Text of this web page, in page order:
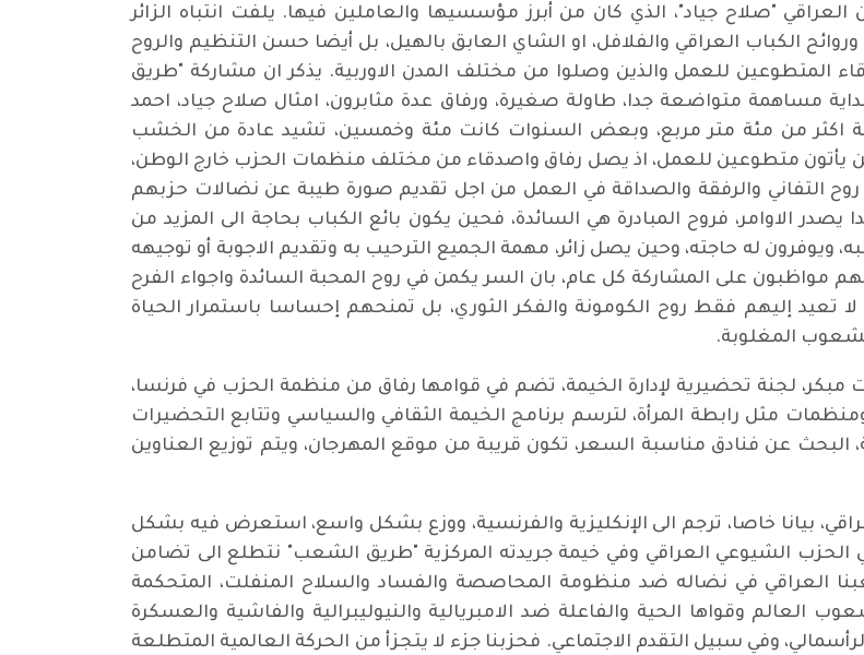
"صلاح جياد"، الذي كان من أبرز مؤسسيها والعاملين فيها. يلفت انتباه الزائر
الكباب العراقي والفلافل، او الشاي العابق بالهيل، بل أيضا حسن التنظيم والروح
المتطوعين للعمل والذين وصلوا من مختلف المدن الاوربية. يذكر ان مشاركة "طريق
بدأت منذ عام 1974 وكانت في البداية مساهمة متواضعة جدا، طاولة صغيرة، ورفاق عدة مثابرون، امثال صلاح جياد، احمد
اكثر من مئة متر مربع، وبعض السنوات كانت مئة وخمسين، تشيد عادة من الخشب
يأتون متطوعين للعمل، اذ يصل رفاق واصدقاء من مختلف منظمات الحزب خارج الوطن،
التفاني والرفقة والصداقة في العمل من اجل تقديم صورة طيبة عن نضالات حزبهم
الاوامر، فروح المبادرة هي السائدة، فحين يكون بائع الكباب بحاجة الى المزيد من
له حاجته، وحين يصل زائر، مهمة الجميع الترحيب به وتقديم الاجوبة أو توجيهه
مواظبون على المشاركة كل عام، بان السر يكمن في روح المحبة السائدة واجواء الفرح
تعيد إليهم فقط روح الكومونة والفكر الثوري، بل تمنحهم إحساسا باستمرار الحياة
المغلوبة.
لجنة تحضيرية لإدارة الخيمة، تضم في قوامها رفاق من منظمة الحزب في فرنسا،
مثل رابطة المرأة، لترسم برنامج الخيمة الثقافي والسياسي وتتابع التحضيرات
البحث عن فنادق مناسبة السعر، تكون قريبة من موقع المهرجان، ويتم توزيع العناوين
بيانا خاصا، ترجم الى الإنكليزية والفرنسية، ووزع بشكل واسع، استعرض فيه بشكل
الحزب الشيوعي العراقي وفي خيمة جريدته المركزية "طريق الشعب" نتطلع الى تضامن
العراقي في نضاله ضد منظومة المحاصصة والفساد والسلاح المنفلت، المتحكمة
العالم وقواها الحية والفاعلة ضد الامبريالية والنيوليبرالية والفاشية والعسكرة
وفي سبيل التقدم الاجتماعي. فحزبنا جزء لا يتجزأ من الحركة العالمية المتطلعة